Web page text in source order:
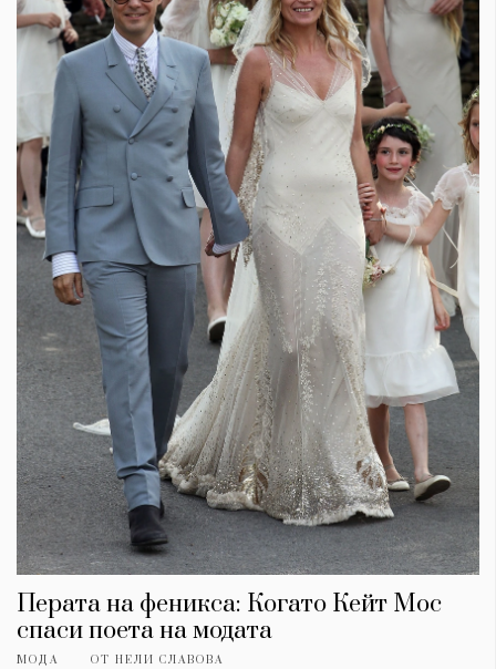
Перата на феникса: Когато Кейт Мос
спаси поета на модата
МОДА ОТ НЕЛИ СЛАВОВА